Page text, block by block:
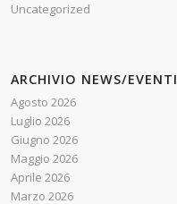
Uncategorized
ARCHIVIO NEWS/EVENTI
Agosto 2026
Luglio 2026
Giugno 2026
Maggio 2026
Aprile 2026
Marzo 2026